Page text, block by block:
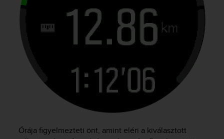
Órája figyelmezteti önt, amint eléri a kiválasztott